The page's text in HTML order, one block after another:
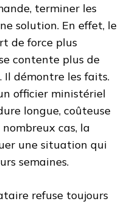
terminer les
solution. En effet, le
de force plus
contente plus de
Il démontre les faits.
officier ministériel
longue, coûteuse
cas, la
une situation qui
semaines.
refuse toujours